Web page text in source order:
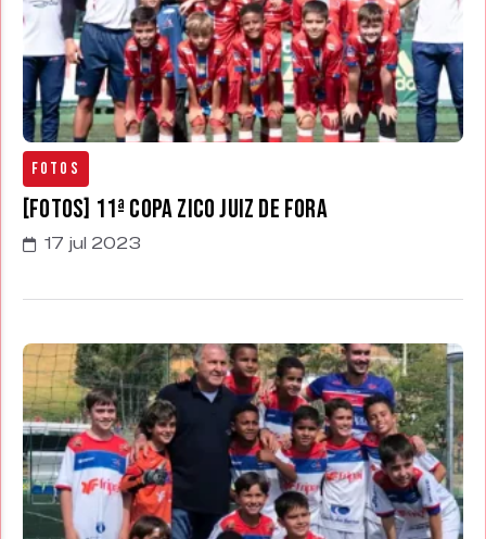
Fotos
[FOTOS] 11ª Copa Zico Juiz de Fora
17 jul 2023